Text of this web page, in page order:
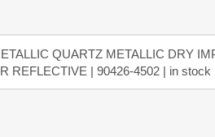
QUARTZ METALLIC DRY
REFLECTIVE | 90426-4502 | in stock